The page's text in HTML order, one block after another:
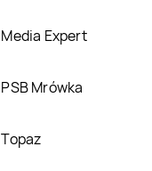
Media Expert
PSB Mrówka
Topaz